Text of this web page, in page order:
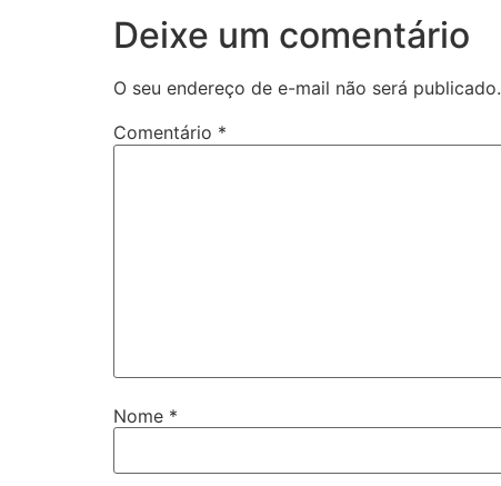
Deixe um comentário
O seu endereço de e-mail não será publicado.
Comentário *
Nome *